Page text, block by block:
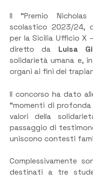
Il “Premio
scolastico 2023/24,
per la Sicilia Ufficio X
diretto da Luisa
solidarietà umana e,
organi ai fini del
Il concorso ha dato
“momenti di
valori della
passaggio di
uniscono contesti
Complessivamente
destinati a tre